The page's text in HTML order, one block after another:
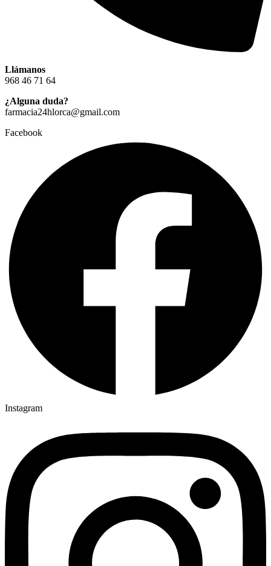
Llámanos
968 46 71 64
¿Alguna duda?
farmacia24hlorca@gmail.com
Facebook
Instagram